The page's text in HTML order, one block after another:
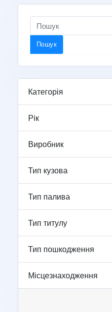
Пошук
Категорія
Рік
Виробник
Тип кузова
Тип палива
Тип титулу
Тип пошкодження
Місцезнаходження